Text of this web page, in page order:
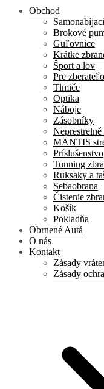
Obchod
Brokové
Guľovnice
Krátke
Šport a lov
Pre
Tlmiče
Optika
Náboje
Zásobníky
Neprestrelné
MANTIS
Príslušenstvo
Tunning
Ruksaky a
Sebaobrana
Čistenie
Košík
Pokladňa
Obrnené Autá
O nás
Kontakt
Zásady
Zásady